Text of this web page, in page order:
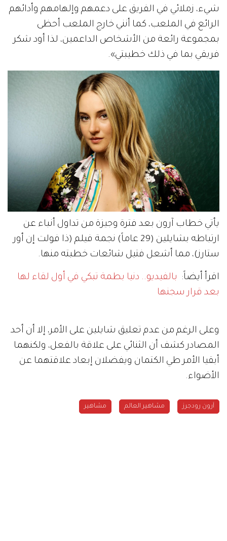
شيء، زملائي في الفريق على دعمهم وإلهامهم وأدائهم
الرائع في الملعب، كما أنني خارج الملعب أحظى
بمجموعة رائعة من الأشخاص الداعمين، لذا أود شكر
فريقي بما في ذلك خطيبتي».
يأتي خطاب آرون بعد فترة وجيزة من تداول أنباء عن
ارتباطه بشايلين (29 عاماً) نجمة فيلم (ذا فولت إن أور
ستارز)، مما أشعل فتيل شائعات خطبته منها.
اقرأ أيضاً: بالفيديو.. دنيا بطمة تبكي في أول لقاء لها
بعد قرار سجنها
وعلى الرغم من عدم تعليق شايلين على الأمر، إلا أن أحد
المصادر كشف أن الثنائي على علاقة بالفعل، ولكنهما
أبقيا الأمر طي الكتمان ويفضلان إبعاد علاقتهما عن
الأضواء.
آرون رودجرز مشاهير العالم مشاهير